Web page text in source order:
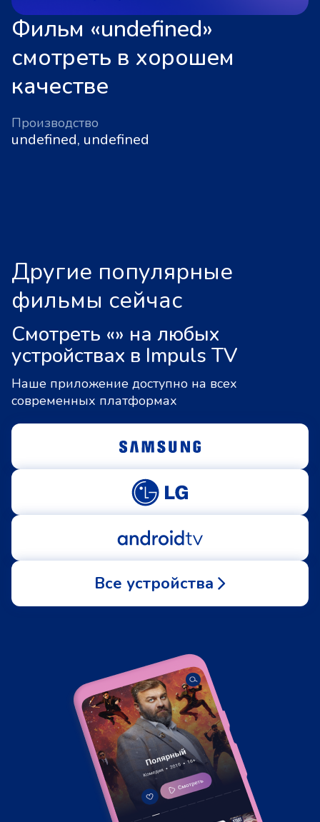
Фильм «undefined»
смотреть в хорошем
качестве
Производство
undefined, undefined
Другие популярные
фильмы сейчас
Смотреть «» на любых
устройствах в Impuls TV
Наше приложение доступно на всех
современных платформах
Все устройства